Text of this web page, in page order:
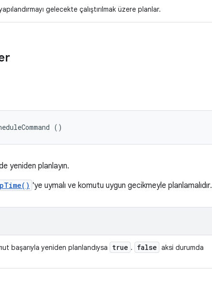
gelecekte çalıştırılmak üzere planlar.
()
yeniden planlayın.
'ye uymalı ve komutu uygun gecikmeyle planlamalıdır.
başarıyla yeniden planlandıysa true . false aksi durumda